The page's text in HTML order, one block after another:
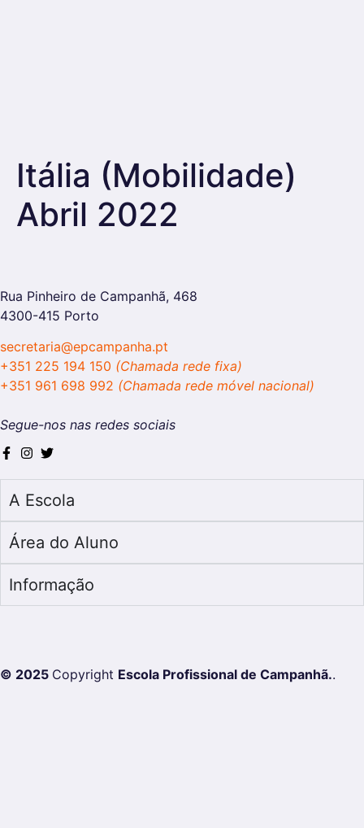
Itália (Mobilidade)
Abril 2022
Rua Pinheiro de Campanhã, 468
4300-415 Porto
secretaria@epcampanha.pt
+351 225 194 150 (Chamada rede fixa)
+351 961 698 992 (Chamada rede móvel nacional)
Segue-nos nas redes sociais
A Escola
Área do Aluno
Informação
© 2025 Copyright Escola Profissional de Campanhã..